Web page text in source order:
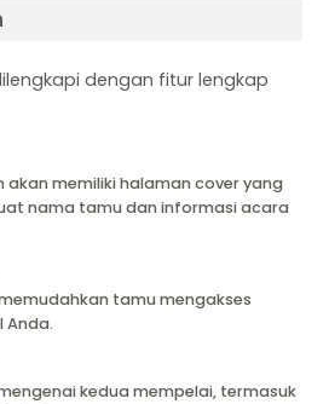
dengan fitur lengkap
akan memiliki halaman cover yang
nama tamu dan informasi acara
memudahkan tamu mengakses
Anda.
kedua mempelai, termasuk